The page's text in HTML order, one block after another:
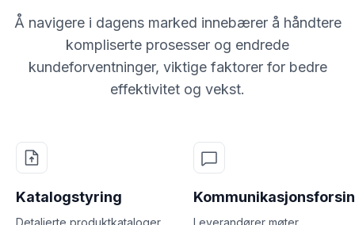
Å navigere i dagens marked innebærer å håndtere
kompliserte prosesser og endrede
kundeforventninger, viktige faktorer for bedre
effektivitet og vekst.
Katalogstyring
Detaljerte produktkataloger
Leverandører møter